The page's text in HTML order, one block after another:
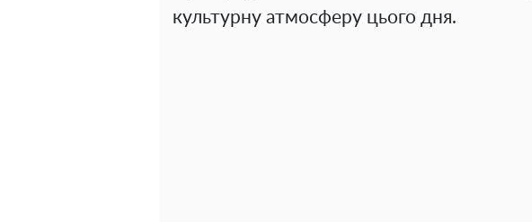
культурну атмосферу цього дня.